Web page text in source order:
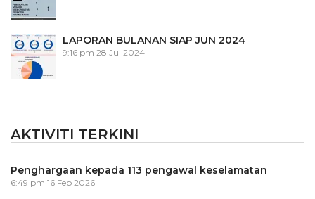
LAPORAN BULANAN SIAP JUN 2024
9:16 pm 28 Jul 2024
AKTIVITI TERKINI
Penghargaan kepada 113 pengawal keselamatan
6:49 pm 16 Feb 2026